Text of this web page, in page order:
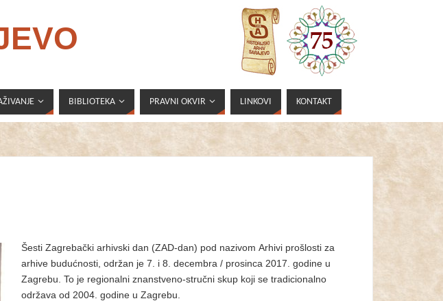
BIBLIOTEKA PRAVNI OKVIR LINKOVI KONTAKT
Šesti Zagrebački arhivski dan (ZAD-dan) pod nazivom Arhivi prošlosti za
arhive budućnosti, održan je 7. i 8. decembra / prosinca 2017. godine u
Zagrebu. To je regionalni znanstveno-stručni skup koji se tradicionalno
održava od 2004. godine u Zagrebu.